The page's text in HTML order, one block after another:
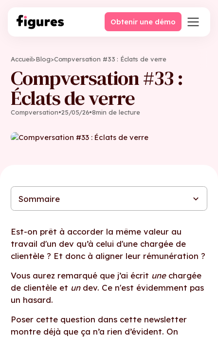
Obtenir une démo
Accueil>Blog>Compversation #33 : Éclats de verre
Compversation #33 :
Éclats de verre
Compversation•25/05/26•8min de lecture
Sommaire
Est-on prêt à accorder la même valeur au
travail d'un dev qu’à celui d'une chargée de
clientèle ? Et donc à aligner leur rémunération ?
Vous aurez remarqué que j’ai écrit unechargée
de clientèle et undev. Ce n'est évidemment pas
un hasard.
Poser cette question dans cette newsletter
montre déjà que ça n’a rien d’évident. On